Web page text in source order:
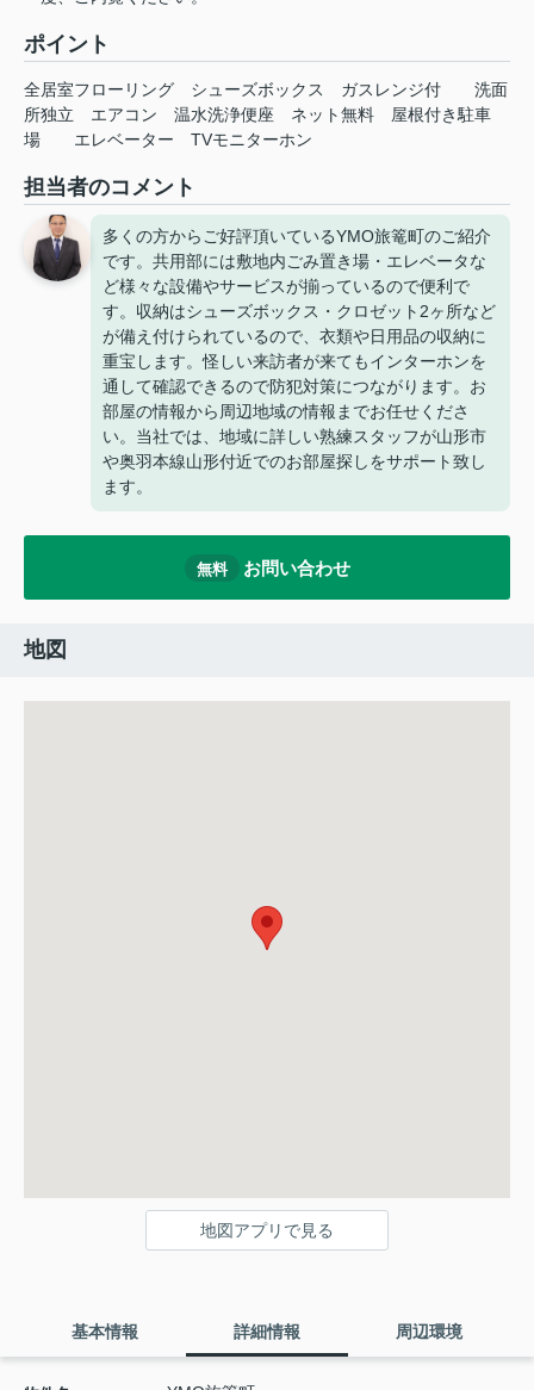
ポイント
全居室フローリング シューズボックス ガスレンジ付
洗面
所独立
エアコン 温水洗浄便座 ネット無料
屋根付き駐車
場
エレベーター TVモニターホン
担当者のコメント
多くの方からご好評頂いているYMO旅篭町のご紹介
です。共用部には敷地内ごみ置き場・エレベータな
ど様々な設備やサービスが揃っているので便利で
す。収納はシューズボックス・クロゼット2ヶ所など
が備え付けられているので、衣類や日用品の収納に
重宝します。怪しい来訪者が来てもインターホンを
通して確認できるので防犯対策につながります。お
部屋の情報から周辺地域の情報までお任せくださ
い。当社では、地域に詳しい熟練スタッフが山形市
や奥羽本線山形付近でのお部屋探しをサポート致し
ます。
無料 お問い合わせ
地図
地図アプリで見る
基本情報 詳細情報 周辺環境